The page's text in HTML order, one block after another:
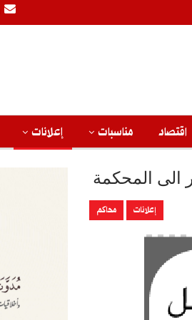
اقتصاد مناسبات إعلانات
الى المحكمة
إعلانات محاكم